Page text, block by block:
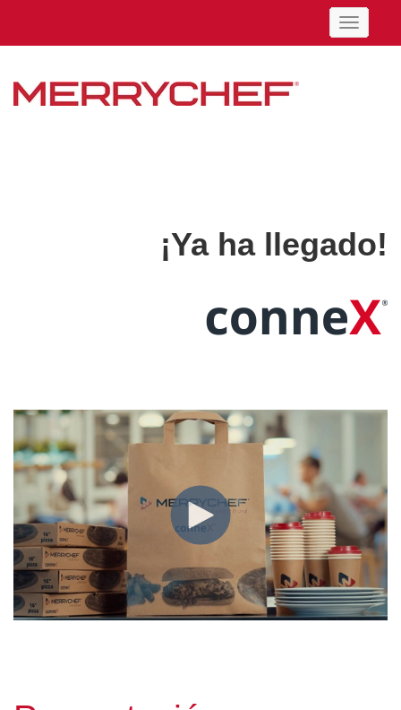
¡Ya ha llegado!